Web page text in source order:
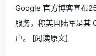
Google 官方博客宣布
服务，称美国陆军是
户。 [阅读原文]